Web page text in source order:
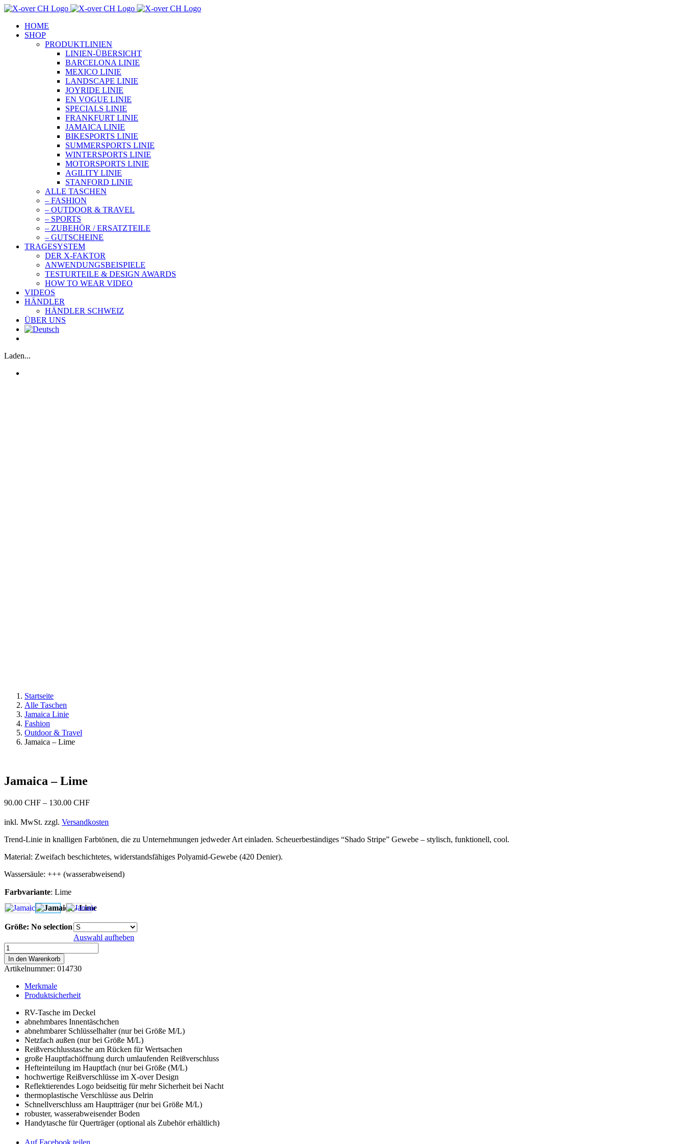
Zum
springenHOME
SHOP
PRODUKTLINIEN
LINIEN-ÜBERSICHT
BARCELONA LINIE
MEXICO LINIE
LANDSCAPE LINIE
JOYRIDE LINIE
EN VOGUE LINIE
SPECIALS LINIE
FRANKFURT LINIE
JAMAICA LINIE
BIKESPORTS LINIE
SUMMERSPORTS LINIE
WINTERSPORTS LINIE
MOTORSPORTS LINIE
AGILITY LINIE
STANFORD LINIE
ALLE TASCHEN
– FASHION
– OUTDOOR & TRAVEL
– SPORTS
– ZUBEHÖR / ERSATZTEILE
– GUTSCHEINE
TRAGESYSTEM
DER X-FAKTOR
ANWENDUNGSBEISPIELE
TESTURTEILE & DESIGN AWARDS
HOW TO WEAR VIDEO
VIDEOS
HÄNDLER
HÄNDLER SCHWEIZ
ÜBER UNS
Laden...
Startseite
Alle Taschen
Jamaica Linie
Fashion
Outdoor & Travel
Jamaica – Lime
Jamaica – Lime
90.00 CHF – 130.00 CHF
inkl. MwSt. zzgl. Versandkosten
Trend-Linie in knalligen Farbtönen, die zu Unternehmungen jedweder Art einladen. Scheuerbeständiges “Shado Stripe” Gewebe – stylisch, funktionell, cool.
Material: Zweifach beschichtetes, widerstandsfähiges Polyamid-Gewebe (420 Denier).
Wassersäule: +++ (wasserabweisend)
Farbvariante: Lime
Größe: No selection
Auswahl aufheben
Jamaica
-
Lime
Menge
In den Warenkorb
Artikelnummer: 014730
Merkmale
Produktsicherheit
RV-Tasche im Deckel
abnehmbares Innentäschchen
abnehmbarer Schlüsselhalter (nur bei Größe M/L)
Netzfach außen (nur bei Größe M/L)
Reißverschlusstasche am Rücken für Wertsachen
große Hauptfachöffnung durch umlaufenden Reißverschluss
Hefteinteilung im Hauptfach (nur bei Größe (M/L)
hochwertige Reißverschlüsse im X-over Design
Reflektierendes Logo beidseitig für mehr Sicherheit bei Nacht
thermoplastische Verschlüsse aus Delrin
Schnellverschluss am Hauptträger (nur bei Größe M/L)
robuster, wasserabweisender Boden
Handytasche für Querträger (optional als Zubehör erhältlich)
Auf Facebook teilen